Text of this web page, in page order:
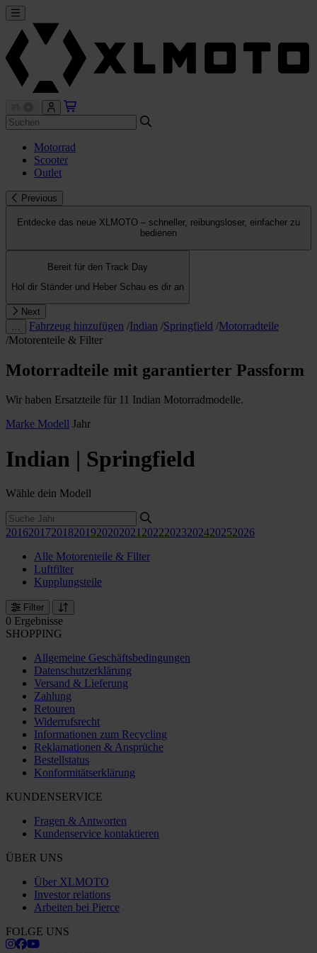
Motorrad
Scooter
Outlet
Previous
Entdecke das neue XLMOTO – schneller, reibungsloser, einfacher zu
bedienen
Bereit für den Track Day
Hol dir Ständer und Heber Schau es dir an
Next
Fahrzeug hinzufügen /Indian /Springfield /Motorradteile
/Motorenteile & Filter
Motorradteile mit garantierter Passform
Wir haben Ersatzteile für 11 Indian Motorradmodelle.
Marke Modell Jahr
Indian | Springfield
Wähle dein Modell
201620172018201920202021 20222023202420252026
Alle Motorenteile & Filter
Luftfilter
Kupplungsteile
Filter
0 Ergebnisse
SHOPPING
Allgemeine Geschäftsbedingungen
Datenschutzerklärung
Versand & Lieferung
Zahlung
Retouren
Widerrufsrecht
Informationen zum Recycling
Reklamationen & Ansprüche
Bestellstatus
Konformitätserklärung
KUNDENSERVICE
Fragen & Antworten
Kundenservice kontaktieren
ÜBER UNS
Über XLMOTO
Investor relations
Arbeiten bei Pierce
FOLGE UNS